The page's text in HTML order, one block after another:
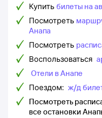
Купить билеты на
Посмотреть
Анапа
Посмотреть
Воспользоваться
Отели в Анапе
Поездом: ж/д
Посмотреть
все остановки